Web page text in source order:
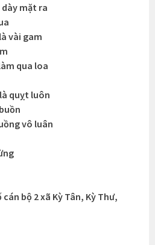
mặt ra
vài gam
qua loa
quỵt luôn
vô luân
bộ 2 xã Kỳ Tân, Kỳ Thư,